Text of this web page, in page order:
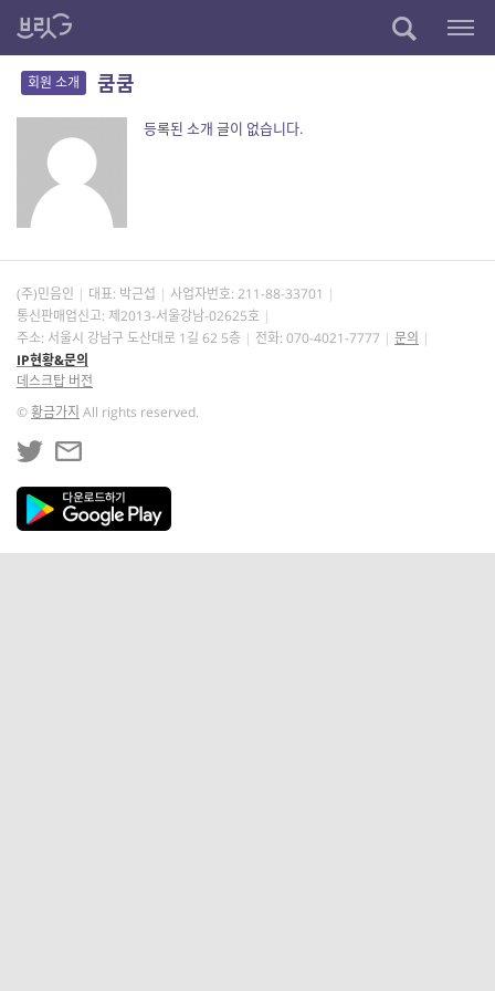
회원 소개 쿰쿰
등록된 소개 글이 없습니다.
(주)민음인 대표: 박근섭 사업자번호: 211-88-33701
통신판매업신고: 제2013-서울강남-02625호
주소: 서울시 강남구 도산대로 1길 62 5층
전화: 070-4021-7777
문의
IP현황&문의
데스크탑 버전
©황금가지 All rights reserved.